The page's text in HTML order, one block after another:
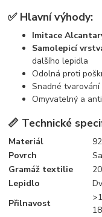
✅ Hlavní výhody:
Imitace
Samolepicí
dalšího lepidla
Odolná proti
Snadné
Omyvatelný a
📏 Technické
Materiál
Povrch
Gramáž textilie
Lepidlo
Přilnavost